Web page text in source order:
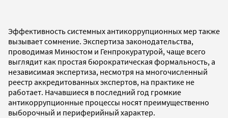
Эффективность системных антикоррупционных мер также
вызывает сомнение. Экспертиза законодательства,
проводимая Минюстом и Генпрокуратурой, чаще всего
выглядит как простая бюрократическая формальность, а
независимая экспертиза, несмотря на многочисленный
реестр аккредитованных экспертов, на практике не
работает. Начавшиеся в последний год громкие
антикоррупционные процессы носят преимущественно
выборочный и периферийный характер.